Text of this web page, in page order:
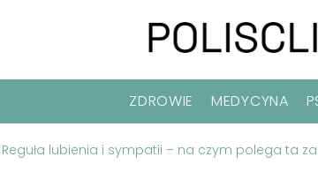
ZDROWIE MEDYCYNA
Reguła lubienia i sympatii – na czym polega ta